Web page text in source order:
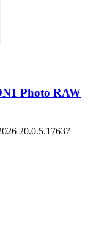
Photo RAW
20.0.5.17637